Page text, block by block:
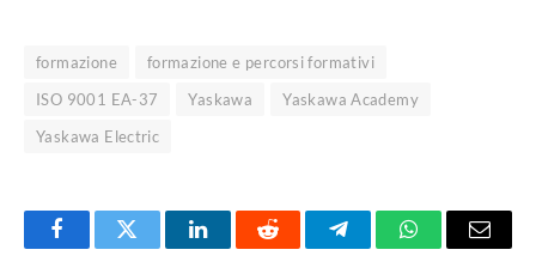
formazione
formazione e percorsi formativi
ISO 9001 EA-37
Yaskawa
Yaskawa Academy
Yaskawa Electric
FacebookTwitter LinkedInReddit TelegramWhatsAppEmail